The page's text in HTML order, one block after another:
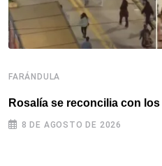
FARÁNDULA
Rosalía se reconcilia con
8 DE AGOSTO DE 2026